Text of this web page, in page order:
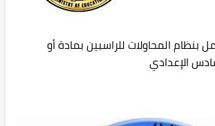
بنظام المحاولات للراسبين بمادة أو
الإعدادي